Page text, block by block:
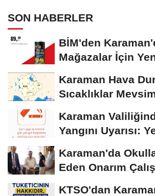
SON HABERLER
BİM'den
Mağazalar İçin
Karaman Hava
Sıcaklıklar
Seyrediyor
Karaman
Yangını Uyarısı:
Karaman'da
Eden Onarım
KTSO'dan